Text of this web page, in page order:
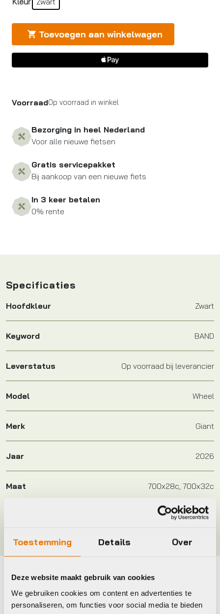
Toestemming Details Over
Deze website maakt gebruik van cookies
We gebruiken cookies om content en advertenties te
personaliseren, om functies voor social media te bieden
Toevoegen aan winkelwagen
VoorraadOp voorraad in winkel
Bezorging in heel Nederland
Voor alle nieuwe fietsen
Gratis servicepakket
Bij aankoop van een nieuwe fiets
In 3 keer betalen
0% rente
Specificaties
Hoofdkleur Zwart
Keyword BAND
Leverstatus Op voorraad bij leverancier
Model Wheel
Merk Giant
Jaar 2026
Maat 700x28c, 700x32c
Zwart
Maak je fiets compleet
Bekijk alle accessoires